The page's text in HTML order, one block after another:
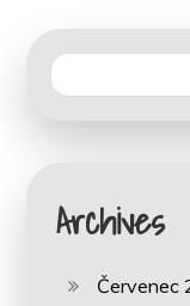
Archives
Červenec